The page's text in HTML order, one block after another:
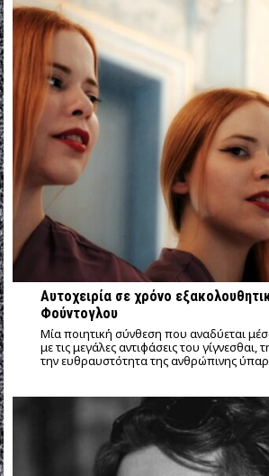
Αυτοχειρία σε χρόνο
Φούντογλου
Mία ποιητική σύνθεση που αναδύεται
με τις μεγάλες αντιφάσεις του γίγνεσθαι,
την ευθραυστότητα της ανθρώπινης